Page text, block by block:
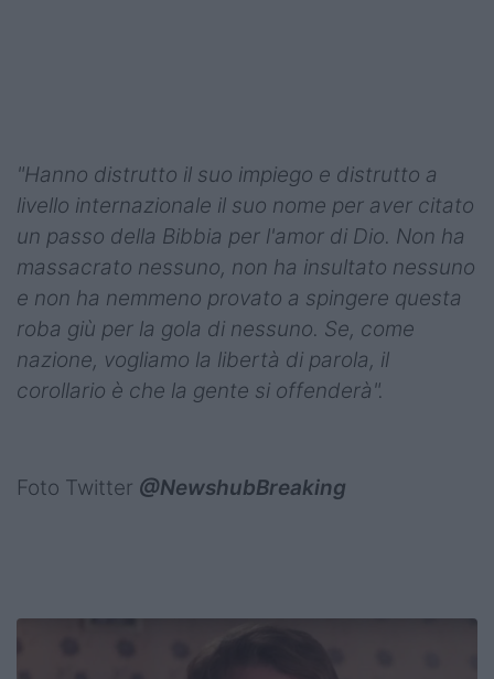
"Hanno distrutto il suo impiego e distrutto a
livello internazionale il suo nome per aver citato
un passo della Bibbia per l'amor di Dio. Non ha
massacrato nessuno, non ha insultato nessuno
e non ha nemmeno provato a spingere questa
roba giù per la gola di nessuno. Se, come
nazione, vogliamo la libertà di parola, il
corollario è che la gente si offenderà".
Foto Twitter @NewshubBreaking